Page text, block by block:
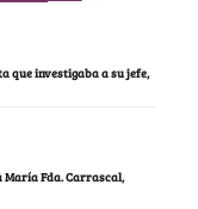
que investigaba a su jefe,
María Fda. Carrascal,